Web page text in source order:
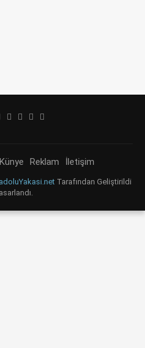
Künye Reklam İletişim
Tarafından Geliştirildi